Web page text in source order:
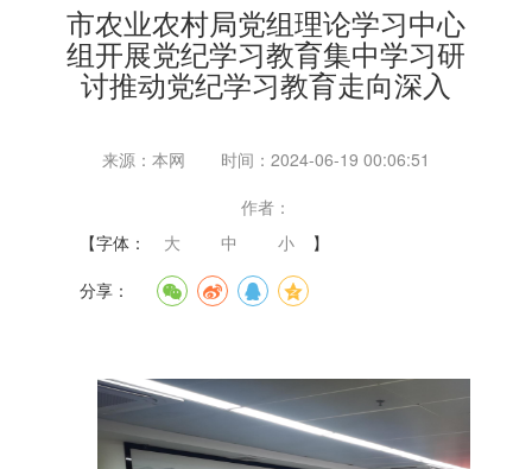
市农业农村局党组理论学习中心
组开展党纪学习教育集中学习研
讨推动党纪学习教育走向深入
来源：本网
时间：2024-06-19 00:06:51
作者：
【字体：
大 中 小
】
分享：